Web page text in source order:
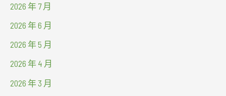
2026 年 7 月
2026 年 6 月
2026 年 5 月
2026 年 4 月
2026 年 3 月